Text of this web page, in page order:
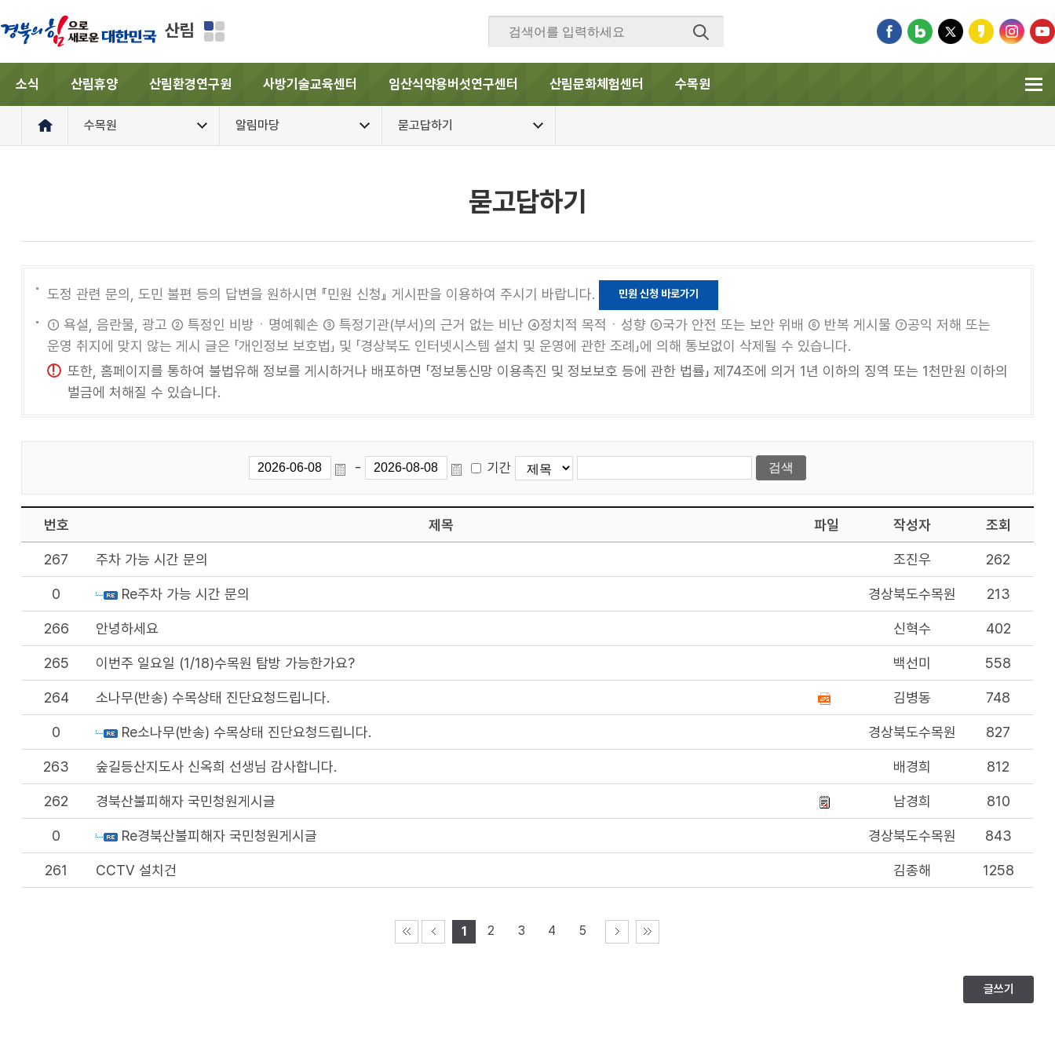
산림
소식 산림휴양 산림환경연구원 사방기술교육센터 임산식약용버섯연구센터 산림문화체험센터 수목원
수목원 알림마당 묻고답하기
묻고답하기
도정 관련 문의, 도민 불편 등의 답변을 원하시면 『민원 신청』 게시판을 이용하여 주시기 바랍니다. 민원 신청 바로가기
① 욕설, 음란물, 광고 ② 특정인 비방ㆍ명예훼손 ③ 특정기관(부서)의 근거 없는 비난 ④정치적 목적ㆍ성향 ⑤국가 안전 또는 보안 위배 ⑥ 반복 게시물 ⑦공익 저해 또는
운영 취지에 맞지 않는 게시 글은 「개인정보 보호법」 및 「경상북도 인터넷시스템 설치 및 운영에 관한 조례」에 의해 통보없이 삭제될 수 있습니다.
또한, 홈페이지를 통하여 불법유해 정보를 게시하거나 배포하면 「정보통신망 이용촉진 및 정보보호 등에 관한 법률」 제74조에 의거 1년 이하의 징역 또는 1천만원 이하의
벌금에 처해질 수 있습니다.
- 기간
번호 제목 파일 작성자 조회
267 주차 가능 시간 문의 조진우 262
0 Re주차 가능 시간 문의 경상북도수목원 213
266 안녕하세요 신혁수 402
265 이번주 일요일 (1/18)수목원 탐방 가능한가요? 백선미 558
264 소나무(반송) 수목상태 진단요청드립니다. 김병동 748
0 Re소나무(반송) 수목상태 진단요청드립니다. 경상북도수목원 827
263 숲길등산지도사 신옥희 선생님 감사합니다. 배경희 812
262 경북산불피해자 국민청원게시글 남경희 810
0 Re경북산불피해자 국민청원게시글 경상북도수목원 843
261 CCTV 설치건 김종해 1258
1 2 3 4 5
글쓰기